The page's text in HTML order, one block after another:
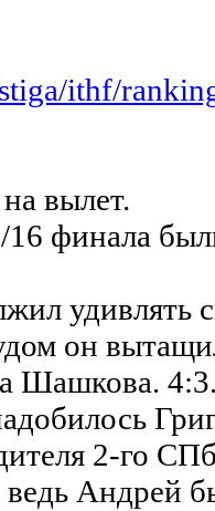
ithf/
вылет.
16 финала
удивлять
он
Шашкова.
2-го
Андрей